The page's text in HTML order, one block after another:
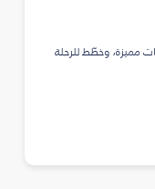
مميزة، وخطّط للرحلة